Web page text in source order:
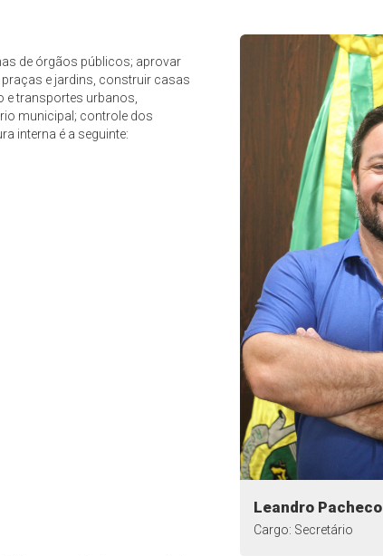
de órgãos públicos; aprovar
e jardins, construir casas
transportes urbanos,
municipal; controle dos
interna é a seguinte:
Leandro Pacheco
Cargo: Secretário